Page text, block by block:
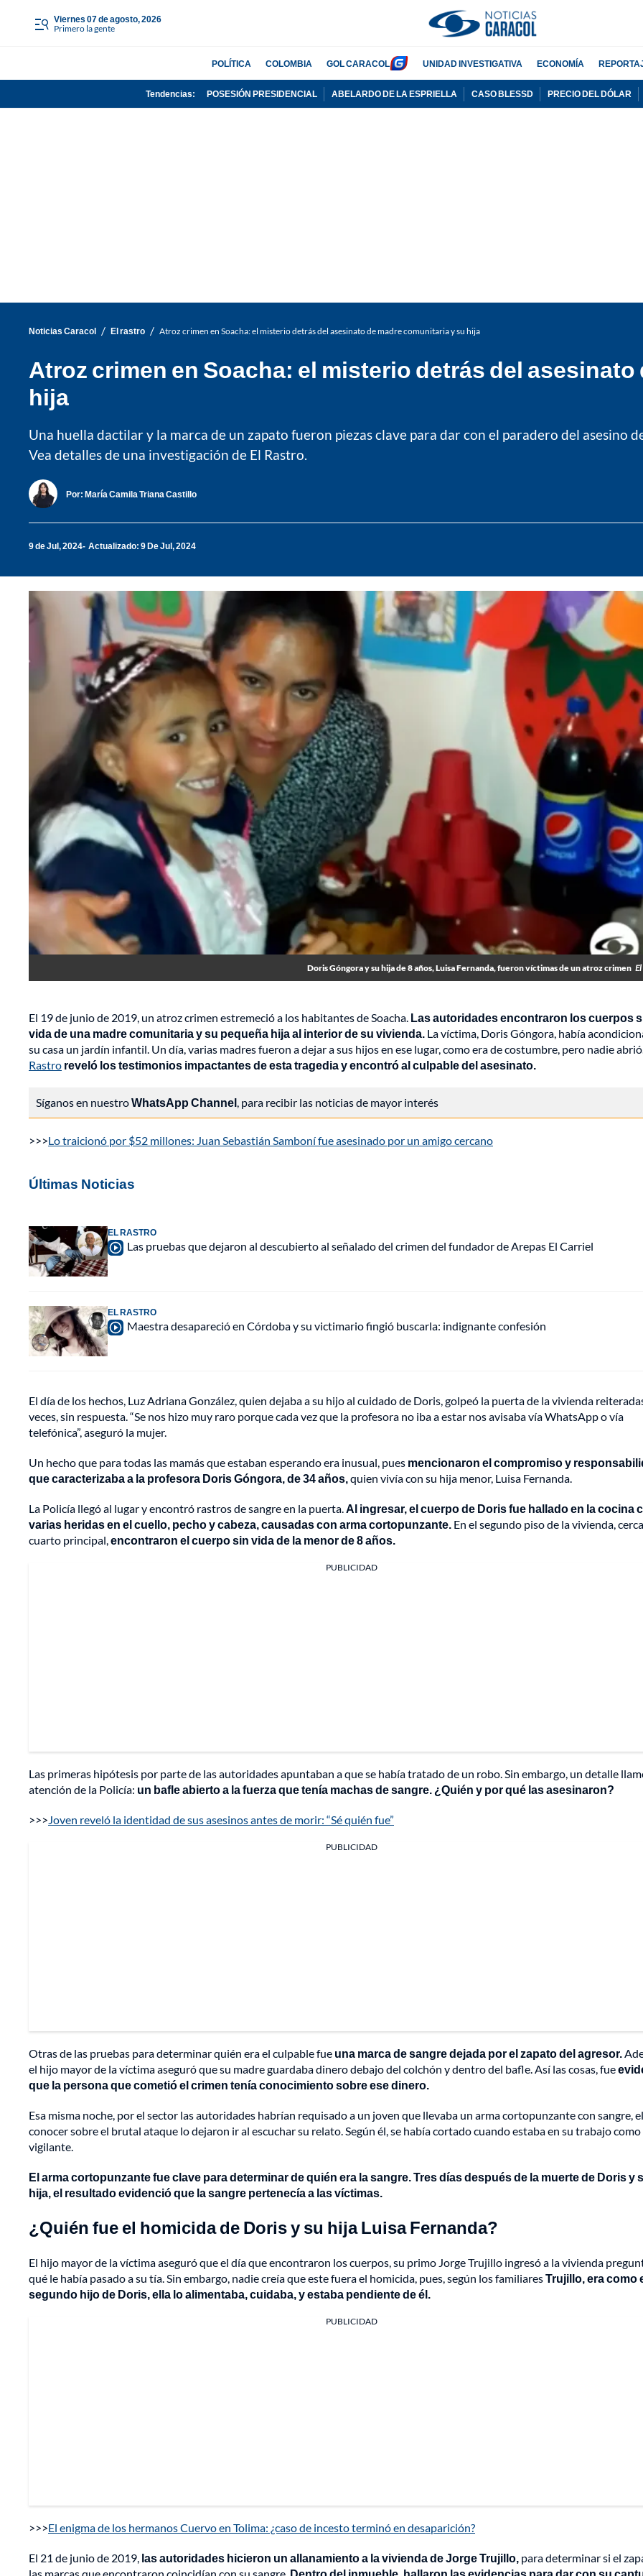
viernes 07 de agosto, 2026
Primero la gente
POLÍTICA COLOMBIA GOL CARACOL UNIDAD INVESTIGATIVA ECONOMÍA
Tendencias: POSESIÓN PRESIDENCIAL ABELARDO DE LA ESPRIELLA CASO BLESSD PRECIO DEL DÓLAR
Noticias Caracol / El rastro / Atroz crimen en Soacha: el misterio detrás del asesinato de madre comunitaria y su hija
Atroz crimen en Soacha: el misterio detrás del
hija
Una huella dactilar y la marca de un zapato fueron piezas clave para dar con el paradero del asesino
Vea detalles de una investigación de El Rastro.
Por: María Camila Triana Castillo
9 de Jul, 2024 Actualizado: 9 De Jul, 2024
Doris Góngora y su hija de 8 años, Luisa Fernanda, fueron víctimas de un atroz crimen
El 19 de junio de 2019, un atroz crimen estremeció a los habitantes de Soacha. Las autoridades encontraron los cuerpos
vida de una madre comunitaria y su pequeña hija al interior de su vivienda. La víctima, Doris Góngora, había
su casa un jardín infantil. Un día, varias madres fueron a dejar a sus hijos en ese lugar, como era de costumbre, pero nadie
Rastro reveló los testimonios impactantes de esta tragedia y encontró al culpable del asesinato.
Síganos en nuestroWhatsApp Channel, para recibir las noticias de mayor interés
>>>Lo traicionó por $52 millones: Juan Sebastián Samboní fue asesinado por un amigo cercano
Últimas Noticias
EL RASTRO
Las pruebas que dejaron al descubierto al señalado del crimen del fundador de Arepas El Carriel
EL RASTRO
Maestra desapareció en Córdoba y su victimario fingió buscarla: indignante confesión
El día de los hechos, Luz Adriana González, quien dejaba a su hijo al cuidado de Doris, golpeó la puerta de la vivienda
veces, sin respuesta. “Se nos hizo muy raro porque cada vez que la profesora no iba a estar nos avisaba vía WhatsApp o vía
telefónica”, aseguró la mujer.
Un hecho que para todas las mamás que estaban esperando era inusual, pues mencionaron el compromiso y
que caracterizaba a la profesora Doris Góngora, de 34 años,quien vivía con su hija menor, Luisa Fernanda.
La Policía llegó al lugar y encontró rastros de sangre en la puerta.Al ingresar, el cuerpo de Doris fue hallado en la cocina
varias heridas en el cuello, pecho y cabeza, causadas con arma cortopunzante. En el segundo piso de la vivienda,
cuarto principal,encontraron el cuerpo sin vida de la menor de 8 años.
PUBLICIDAD
Las primeras hipótesis por parte de las autoridades apuntaban a que se había tratado de un robo. Sin embargo, un detalle
atención de la Policía: un bafle abierto a la fuerza que tenía machas de sangre. ¿Quién y por qué las asesinaron?
>>>Joven reveló la identidad de sus asesinos antes de morir: “Sé quién fue”
PUBLICIDAD
Otras de las pruebas para determinar quién era el culpable fue una marca de sangre dejada por el zapato del agresor.
el hijo mayor de la víctima aseguró que su madre guardaba dinero debajo del colchón y dentro del bafle. Así las cosas, fue
que la persona que cometió el crimen tenía conocimiento sobre ese dinero.
Esa misma noche, por el sector las autoridades habrían requisado a un joven que llevaba un arma cortopunzante con sangre,
conocer sobre el brutal ataque lo dejaron ir al escuchar su relato. Según él, se había cortado cuando estaba en su trabajo como
vigilante.
El arma cortopunzante fue clave para determinar de quién era la sangre. Tres días después de la muerte de Doris y
hija, el resultado evidenció que la sangre pertenecía a las víctimas.
¿Quién fue el homicida de Doris y su hija Luisa Fernanda?
El hijo mayor de la víctima aseguró que el día que encontraron los cuerpos, su primo Jorge Trujillo ingresó a la vivienda
qué le había pasado a su tía. Sin embargo, nadie creía que este fuera el homicida, pues, según los familiaresTrujillo, era como
segundo hijo de Doris, ella lo alimentaba, cuidaba, y estaba pendiente de él.
PUBLICIDAD
>>>El enigma de los hermanos Cuervo en Tolima: ¿caso de incesto terminó en desaparición?
El 21 de junio de 2019, las autoridades hicieron un allanamiento a la vivienda de Jorge Trujillo, para determinar si el